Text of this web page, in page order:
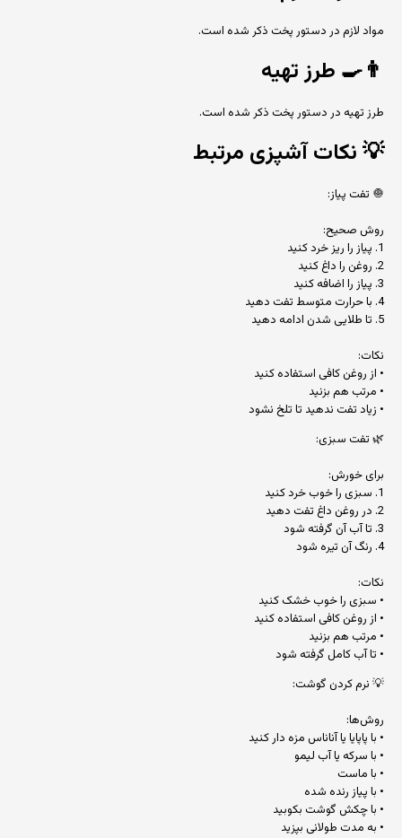
مواد لازم در دستور پخت ذکر شده است.
👨‍🍳 طرز تهیه
طرز تهیه در دستور پخت ذکر شده است.
💡نکات آشپزی مرتبط
🧅 تفت پیاز:
روش صحیح:
1. پیاز را ریز خرد کنید
2. روغن را داغ کنید
3. پیاز را اضافه کنید
4. با حرارت متوسط تفت دهید
5. تا طلایی شدن ادامه دهید
نکات:
• از روغن کافی استفاده کنید
• مرتب هم بزنید
• زیاد تفت ندهید تا تلخ نشود
🌿 تفت سبزی:
برای خورش:
1. سبزی را خوب خرد کنید
2. در روغن داغ تفت دهید
3. تا آب آن گرفته شود
4. رنگ آن تیره شود
نکات:
• سبزی را خوب خشک کنید
• از روغن کافی استفاده کنید
• مرتب هم بزنید
• تا آب کامل گرفته شود
💡 نرم کردن گوشت:
روش‌ها:
• با پاپایا یا آناناس مزه دار کنید
• با سرکه یا آب لیمو
• با ماست
• با پیاز رنده شده
• با چکش گوشت بکوبید
• به مدت طولانی بپزید